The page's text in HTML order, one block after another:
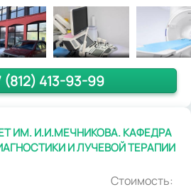
(812) 413-93-99
ИМ. И.И.МЕЧНИКОВА. КАФЕДРА
И ЛУЧЕВОЙ ТЕРАПИИ
Стоимость: